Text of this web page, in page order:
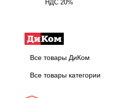
НДС 20%
Все товары ДиКом
Все товары категории